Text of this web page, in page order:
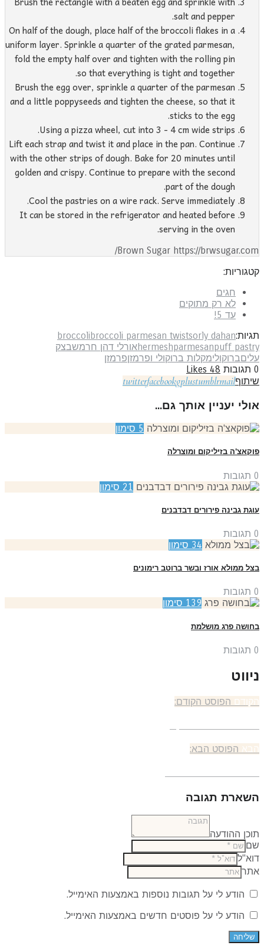
salt and pepper.
On half of the dough, place half of the broccoli flakes in a
uniform layer. Sprinkle a quarter of the grated parmesan,
fold the empty half over and tighten with the rolling pin
so that everything is tight and together.
Brush the egg over, sprinkle a quarter of the parmesan
and a little poppyseeds and tighten the cheese, so that it
sticks to the egg.
Using a pizza wheel, cut into 3 - 4 cm wide strips.
Lift each strap and twist it and place in the pan. Continue
with the other strips of dough. Bake for 20 minutes until
golden and crispy. Continue to prepare with the second
part of the dough.
Cool the pastries on a wire rack. Serve immediately.
It can be stored in the refrigerator and heated before
serving in the oven.
Brown Sugar https://
חגים
לא רק מתוקים
עד 5!
broccolibroccoli parmesan twistsorly dahan
hermeshparmesanpuff אורלי דהן חרמשבצק
ברוקולימקלות ברוקולי ופרמזןפרמזן
תגובות 48
Likes
twitterfacebookgplustumblrmail
יעניין אותך גם...
5 סימון
בזיליקום ומוצרלה
תגובות
21
סימון
גבינה פירורים דבדבנים
תגובות
34 סימון
ממולא אורז ובשר ברוטב רימונים
תגובות
139 סימון
פרג מושלמת
תגובות
הפוסט הקודם:
הפוסט הבא:
תגובה
ההודעה
הודע לי על תגובות נוספות באמצעות האימייל.
הודע לי על פוסטים חדשים באמצעות האימייל.